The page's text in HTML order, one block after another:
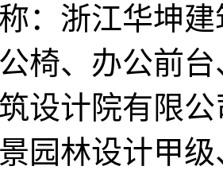
：浙江华坤
椅、办公前
设计院有限
园林设计甲